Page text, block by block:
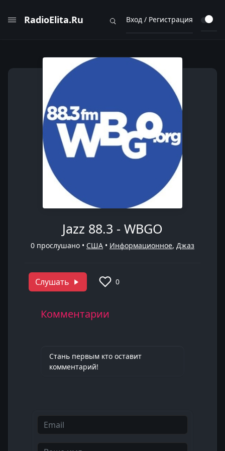
RadioElita.Ru Вход / Регистрация
Jazz 88.3 - WBGO
0 прослушано • США • Информационное, Джаз
Слушать 0
Комментарии
Стань первым кто оставит
комментарий!